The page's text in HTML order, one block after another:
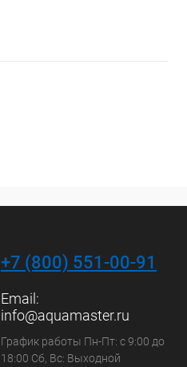
+7 (800) 551-00-91
Email:
info@aquamaster.ru
График работы Пн-Пт: с 9:00 до
18:00 Сб, Вс: Выходной